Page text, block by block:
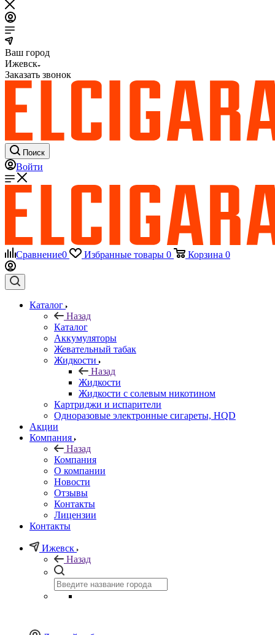
Ваш город
Ижевск
Заказать звонок
Поиск
Войти
Сравнение0 Избранные товары 0 Корзина 0
Каталог
Назад
Каталог
Аккумуляторы
Жевательный табак
Жидкости
Назад
Жидкости
Жидкости с солевым никотином
Картриджи и испарители
Одноразовые электронные сигареты, HQD
Акции
Компания
Назад
Компания
О компании
Новости
Отзывы
Контакты
Лицензии
Контакты
Ижевск
Назад